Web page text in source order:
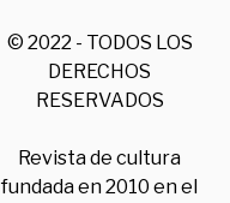
© 2022 - TODOS LOS
DERECHOS
RESERVADOS
Revista de cultura
fundada en 2010 en el